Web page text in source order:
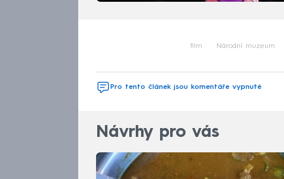
film Národní muzeum
Pro tento článek jsou komentáře vypnuté
Návrhy pro vás